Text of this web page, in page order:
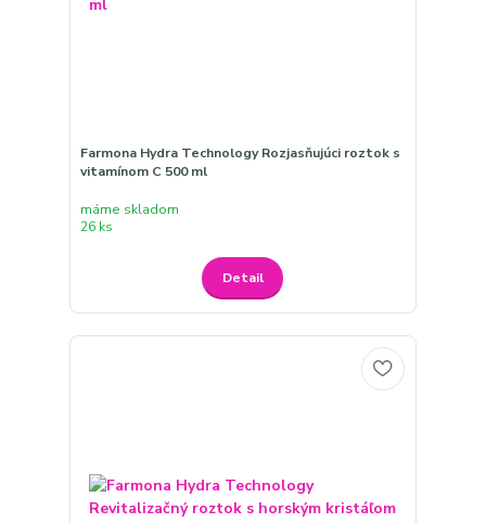
Farmona Hydra Technology Rozjasňujúci roztok s
vitamínom C 500 ml
máme skladom
26 ks
Detail